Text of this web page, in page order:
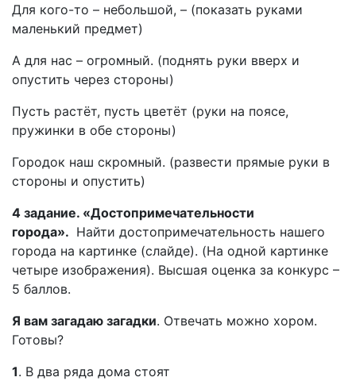
Для кого-то – небольшой, – (показать руками
маленький предмет)
А для нас – огромный. (поднять руки вверх и
опустить через стороны)
Пусть растёт, пусть цветёт (руки на поясе,
пружинки в обе стороны)
Городок наш скромный. (развести прямые руки в
стороны и опустить)
4 задание. «Достопримечательности
города». Найти достопримечательность нашего
города на картинке (слайде). (На одной картинке
четыре изображения). Высшая оценка за конкурс –
5 баллов.
Я вам загадаю загадки. Отвечать можно хором.
Готовы?
1. В два ряда дома стоят